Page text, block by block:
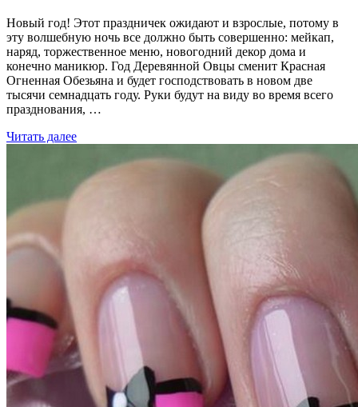
Новый год! Этот праздничек ожидают и взрослые, потому в
эту волшебную ночь все должно быть совершенно: мейкап,
наряд, торжественное меню, новогодний декор дома и
конечно маникюр. Год Деревянной Овцы сменит Красная
Огненная Обезьяна и будет господствовать в новом две
тысячи семнадцать году. Руки будут на виду во время всего
празднования, …
Читать далее